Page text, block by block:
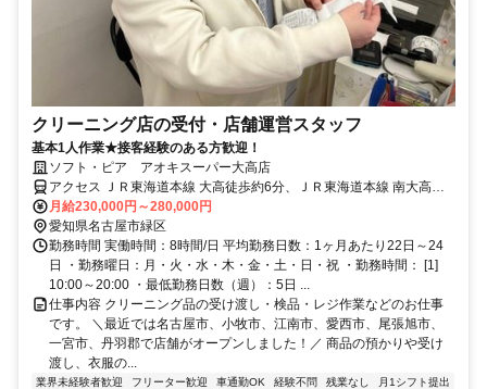
クリーニング店の受付・店舗運営スタッフ
基本1人作業★接客経験のある方歓迎！
ソフト・ピア アオキスーパー大高店
アクセス ＪＲ東海道本線 大高徒歩約6分、ＪＲ東海道本線 南大高東
口徒歩約17分、名鉄名古屋本線 鳴海西出口徒歩約26分 JR大高駅より
徒歩6分
月給230,000円～280,000円
愛知県名古屋市緑区
勤務時間 実働時間：8時間/日 平均勤務日数：1ヶ月あたり22日～24
日 ・勤務曜日：月・火・水・木・金・土・日・祝 ・勤務時間： [1]
10:00～20:00 ・最低勤務日数（週）：5日 ...
仕事内容 クリーニング品の受け渡し・検品・レジ作業などのお仕事
です。 ＼最近では名古屋市、小牧市、江南市、愛西市、尾張旭市、
一宮市、丹羽郡で店舗がオープンしました！／ 商品の預かりや受け
渡し、衣服の...
業界未経験者歓迎 フリーター歓迎 車通勤OK 経験不問 残業なし
月1シフト提出